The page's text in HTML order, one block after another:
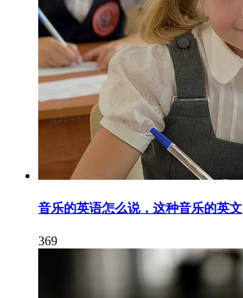
音乐的英语怎么说，这种音乐的英文
369